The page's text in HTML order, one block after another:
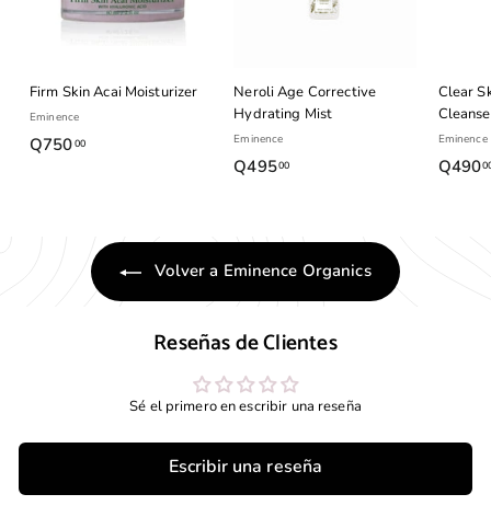
Firm Skin Acai Moisturizer
Eminence
Q75000Q
0
Neroli Age Corrective
Hydrating Mist
Eminence
Q49500
5
.
0
Clear
Eminence
Q490
Volver a Eminence Organics
Reseñas de Clientes
Sé el primero en escribir una reseña
Escribir una reseña